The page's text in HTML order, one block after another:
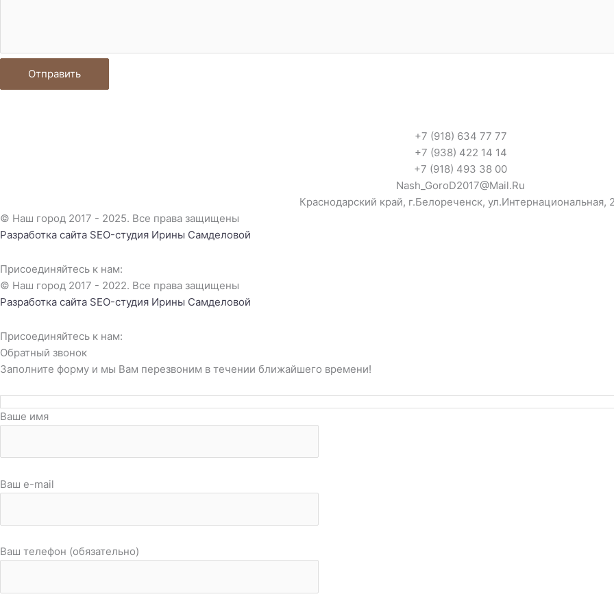
Отправить
+7 (918) 634 77 77
+7 (938) 422 14 14
+7 (918) 493 38 00
Nash_GoroD2017@Mail.Ru
Краснодарский край, г.Белореченск, ул.Интернациональная,
© Наш город 2017 - 2025. Все права защищены
Разработка сайта SEO-студия Ирины Самделовой
Присоединяйтесь к нам:
© Наш город 2017 - 2022. Все права защищены
Разработка сайта SEO-студия Ирины Самделовой
Присоединяйтесь к нам:
Обратный звонок
Заполните форму и мы Вам перезвоним в течении ближайшего времени!
Ваше имя
Ваш e-mail
Ваш телефон (обязательно)